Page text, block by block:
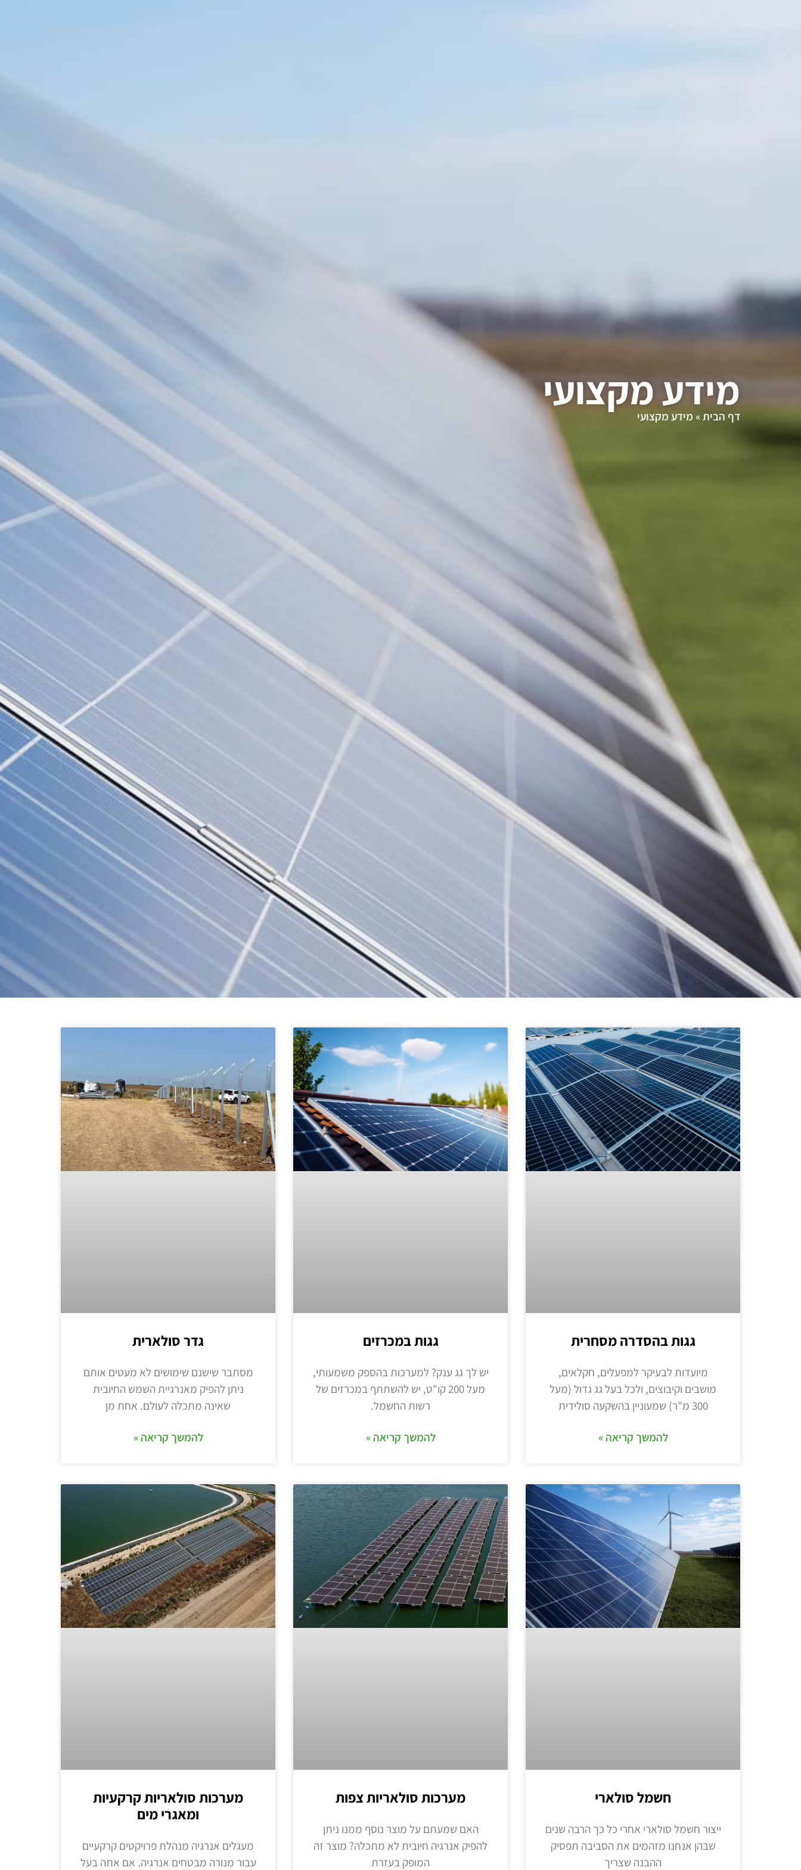
מידע מקצועי
דף הבית » מידע מקצועי
גגות בהסדרה מסחרית
מיועדות לבעיקר למפעלים, חקלאים,
מושבים וקיבוצים, ולכל בעל גג גדול (מעל
300 מ"ר) שמעוניין בהשקעה סולידית
להמשך קריאה »
גגות במכרזים
יש לך גג ענק? למערכות בהספק משמעותי,
מעל 200 קו"ט, יש להשתתף במכרזים של
רשות החשמל.
להמשך קריאה »
גדר סולארית
מסתבר שישנם שימושים לא מעטים אותם
ניתן להפיק מאנרגיית השמש החיובית
שאינה מתכלה לעולם. אחת מן
להמשך קריאה »
חשמל סולארי
ייצור חשמל סולארי אחרי כל כך הרבה שנים
שבהן אנחנו מזהמים את הסביבה תפסיק
ההבנה שצריך
מערכות סולאריות צפות
האם שמעתם על מוצר נוסף ממנו ניתן
להפיק אנרגיה חיובית לא מתכלה? מוצר זה
המופק בעזרת
מערכות סולאריות קרקעיות
ומאגרי מים
מעגלים אנרגיה מנהלת פרויקטים קרקעיים
עבור מנורה מבטחים אנרגיה. אם אתה בעל